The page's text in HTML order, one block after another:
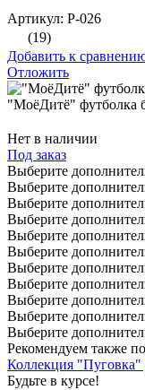
Артикул: Р-026
(19)
Добавить к
Отложить
"МоёДитё" футболка
Нет в наличии
Под заказ
Выберите
Выберите
Выберите
Выберите
Выберите
Выберите
Выберите
Выберите
Выберите
Выберите
Выберите
Рекомендуем также
Коллекция
Будьте в курсе!